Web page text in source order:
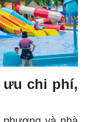
ưu chi phí,